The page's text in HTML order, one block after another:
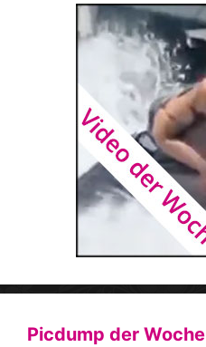
Picdump der Woche